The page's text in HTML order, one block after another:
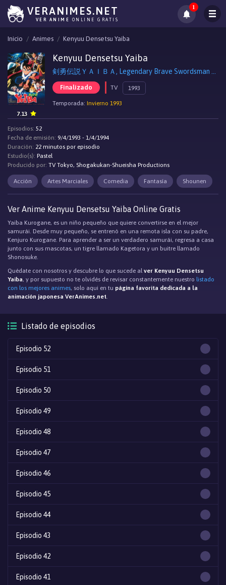
VERANIMES.NET
VER ANIME ONLINE GRATIS
1
Inicio Animes Kenyuu Densetsu Yaiba
Kenyuu Densetsu Yaiba
Finalizado TV 1993
Temporada: Invierno 1993
7.13
Episodios: 52
Fecha de emisión: 9/4/1993 - 1/4/1994
Duración: 22 minutos por episodio
Estudio(s): Pastel
Producido por: TV Tokyo, Shogakukan-Shueisha Productions
Acción Artes Marciales Comedia Fantasía Shounen
Ver Anime Kenyuu Densetsu Yaiba Online Gratis
Yaiba Kurogane, es un niño pequeño que quiere convertirse en el mejor
samurái. Desde muy pequeño, se entrenó en una remota isla con su padre,
Kenjuro Kurogane. Para aprender a ser un verdadero samurái, regresa a casa
junto con sus mascotas, un tigre llamado Kagetora y un buitre llamado
Shonosuke.
Quédate con nosotros y descubre lo que sucede alver Kenyuu Densetsu
Yaiba, y por supuesto no te olvidés de revisar constantemente nuestro listado
con los mejores animes, solo aqui en tu página favorita dedicada a la
animación japonesa VerAnimes.net.
Listado de episodios
Episodio 52
Episodio 51
Episodio 50
Episodio 49
Episodio 48
Episodio 47
Episodio 46
Episodio 45
Episodio 44
Episodio 43
Episodio 42
Episodio 41